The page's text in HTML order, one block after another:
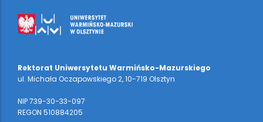
Rektorat Uniwersytetu Warmińsko-Mazurskiego
ul. Michała Oczapowskiego 2, 10-719 Olsztyn
NIP 739-30-33-097
REGON 510884205